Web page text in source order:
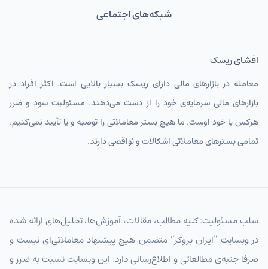
شبکه‌های اجتماعی
افشای ریسک
معامله در بازارهای مالی دارای ریسک بسیار بالایی است. اکثر افراد در
بازارهای مالی سرمایه‌ی خود را از دست می‌دهند. مسئولیت سود و ضرر
هرکس با خود اوست. ما هیچ بستر معاملاتی را توصیه و یا تأیید نمی‌کنیم.
تمامی بسترهای معاملاتی اشکالات و نواقصی دارند.
سلب مسئولیت: کلیه مطالب، مقالات، آموزش‌ها، تحلیل‌های ارائه شده
در وبسایت “ایران بروکر” متضمن هیچ پیشنهاد معاملاتی‌ای نیست و
صرفا جنبه‌ی مطالعاتی و اطلاع‌رسانی دارد. این وبسایت نسبت به ضرر و